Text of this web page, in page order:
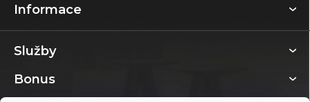
Informace
Služby
Bonus